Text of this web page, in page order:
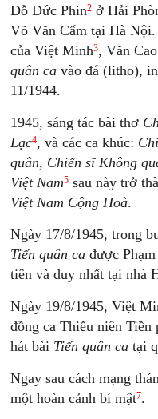
Đỗ Đức Phin2 ở Hải
Võ Văn Cẩm tại Hà
của Việt Minh3, Văn
quân ca vào đá (litho),
11/1944.
1945, sáng tác bài thơ
Lạc4, và các ca khúc:
quân, Chiến sĩ Không
Việt Nam5 sau này trở
Việt Nam Cộng Hoà.
Ngày 17/8/1945, trong
Tiến quân ca được
tiên và duy nhất tại nhà
Ngày 19/8/1945, Việt
đồng ca Thiếu niên
hát bài Tiến quân ca tại
Ngay sau cách mạng
một hoàn cảnh bí mật7.